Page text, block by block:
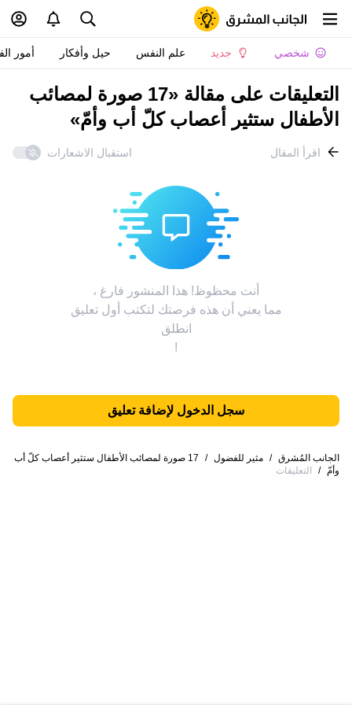
شخصي جديد علم النفس حيل وأفكار أمور
التعليقات على مقالة «17 صورة لمصائب
الأطفال ستثير أعصاب كلّ أب وأمّ»
اقرأ المقال استقبال الاشعارات
أنت محظوظ! هذا المنشور فارغ ،
مما يعني أن هذه فرصتك لتكتب أول تعليق
انطلق
!
سجل الدخول لإضافة تعليق
الجانب المُشرق / مثير للفضول /
17 صورة لمصائب الأطفال ستثير أعصاب كلّ أب
وأمّ
/ التعليقات